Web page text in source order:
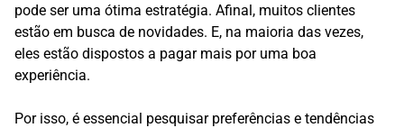
pode ser uma ótima estratégia. Afinal, muitos clientes
estão em busca de novidades. E, na maioria das vezes,
eles estão dispostos a pagar mais por uma boa
experiência.
Por isso, é essencial pesquisar preferências e tendências